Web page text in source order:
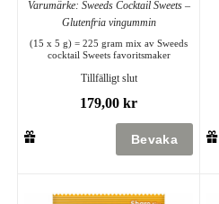
Varumärke: Sweeds Cocktail Sweets –
Glutenfria vingummin
(15 x 5 g) = 225 gram mix av Sweeds
cocktail Sweets favoritsmaker
Tillfälligt slut
179,00 kr